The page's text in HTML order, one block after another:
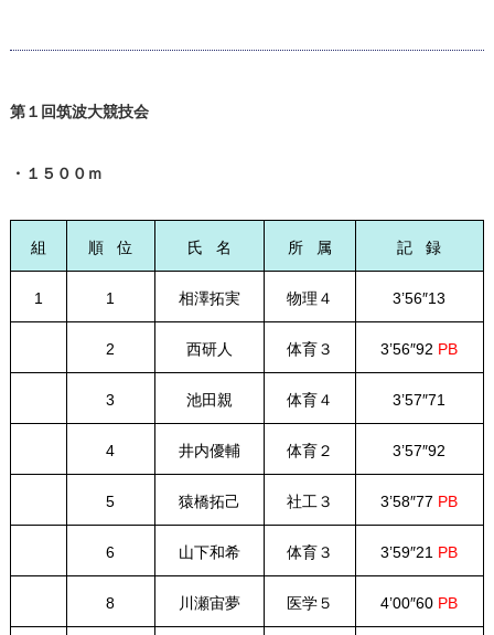
第１回筑波大競技会
・１５００ｍ
組 順 位 氏 名 所 属 記 録
1 1 相澤拓実 物理４ 3’56″13
2 西研人 体育３ 3’56″92 PB
3 池田親 体育４ 3’57″71
4 井内優輔 体育２ 3’57″92
5 猿橋拓己 社工３ 3’58″77 PB
6 山下和希 体育３ 3’59″21 PB
8 川瀬宙夢 医学５ 4’00″60 PB